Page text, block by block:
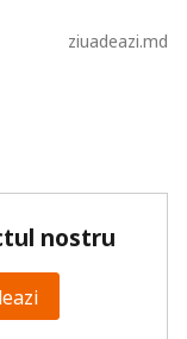
ziuadeazi.md
nostru